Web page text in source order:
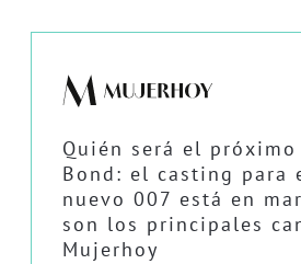
Quién será el próximo
Bond: el casting para
nuevo 007 está en
son los principales
Mujerhoy